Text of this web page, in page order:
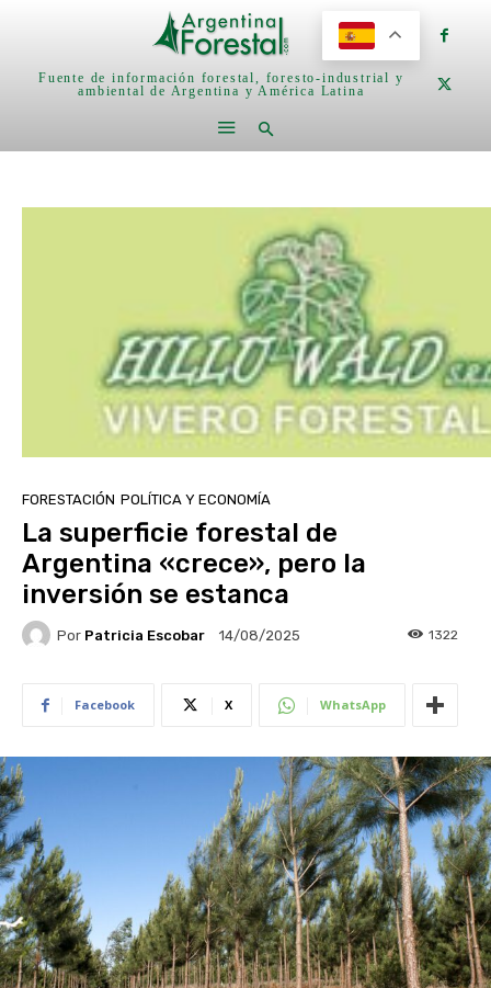
Fuente de información forestal, foresto-industrial y
ambiental de Argentina y América Latina
FORESTACIÓN POLÍTICA Y ECONOMÍA
La superficie forestal de
Argentina «crece», pero la
inversión se estanca
Por Patricia Escobar 14/08/2025 1322
Facebook X WhatsApp